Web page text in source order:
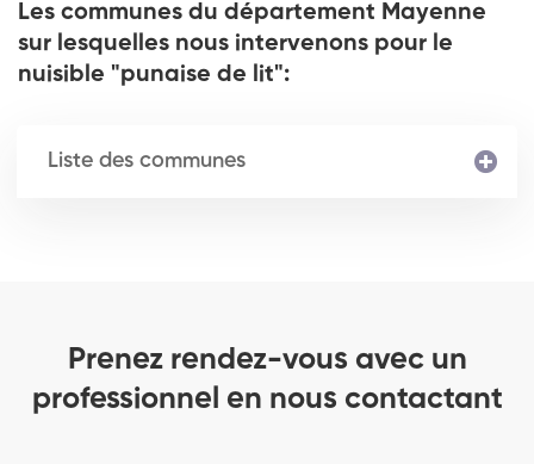
Les communes du département Mayenne
sur lesquelles nous intervenons pour le
nuisible "punaise de lit":
Liste des communes
Prenez rendez-vous avec un
professionnel en nous contactant